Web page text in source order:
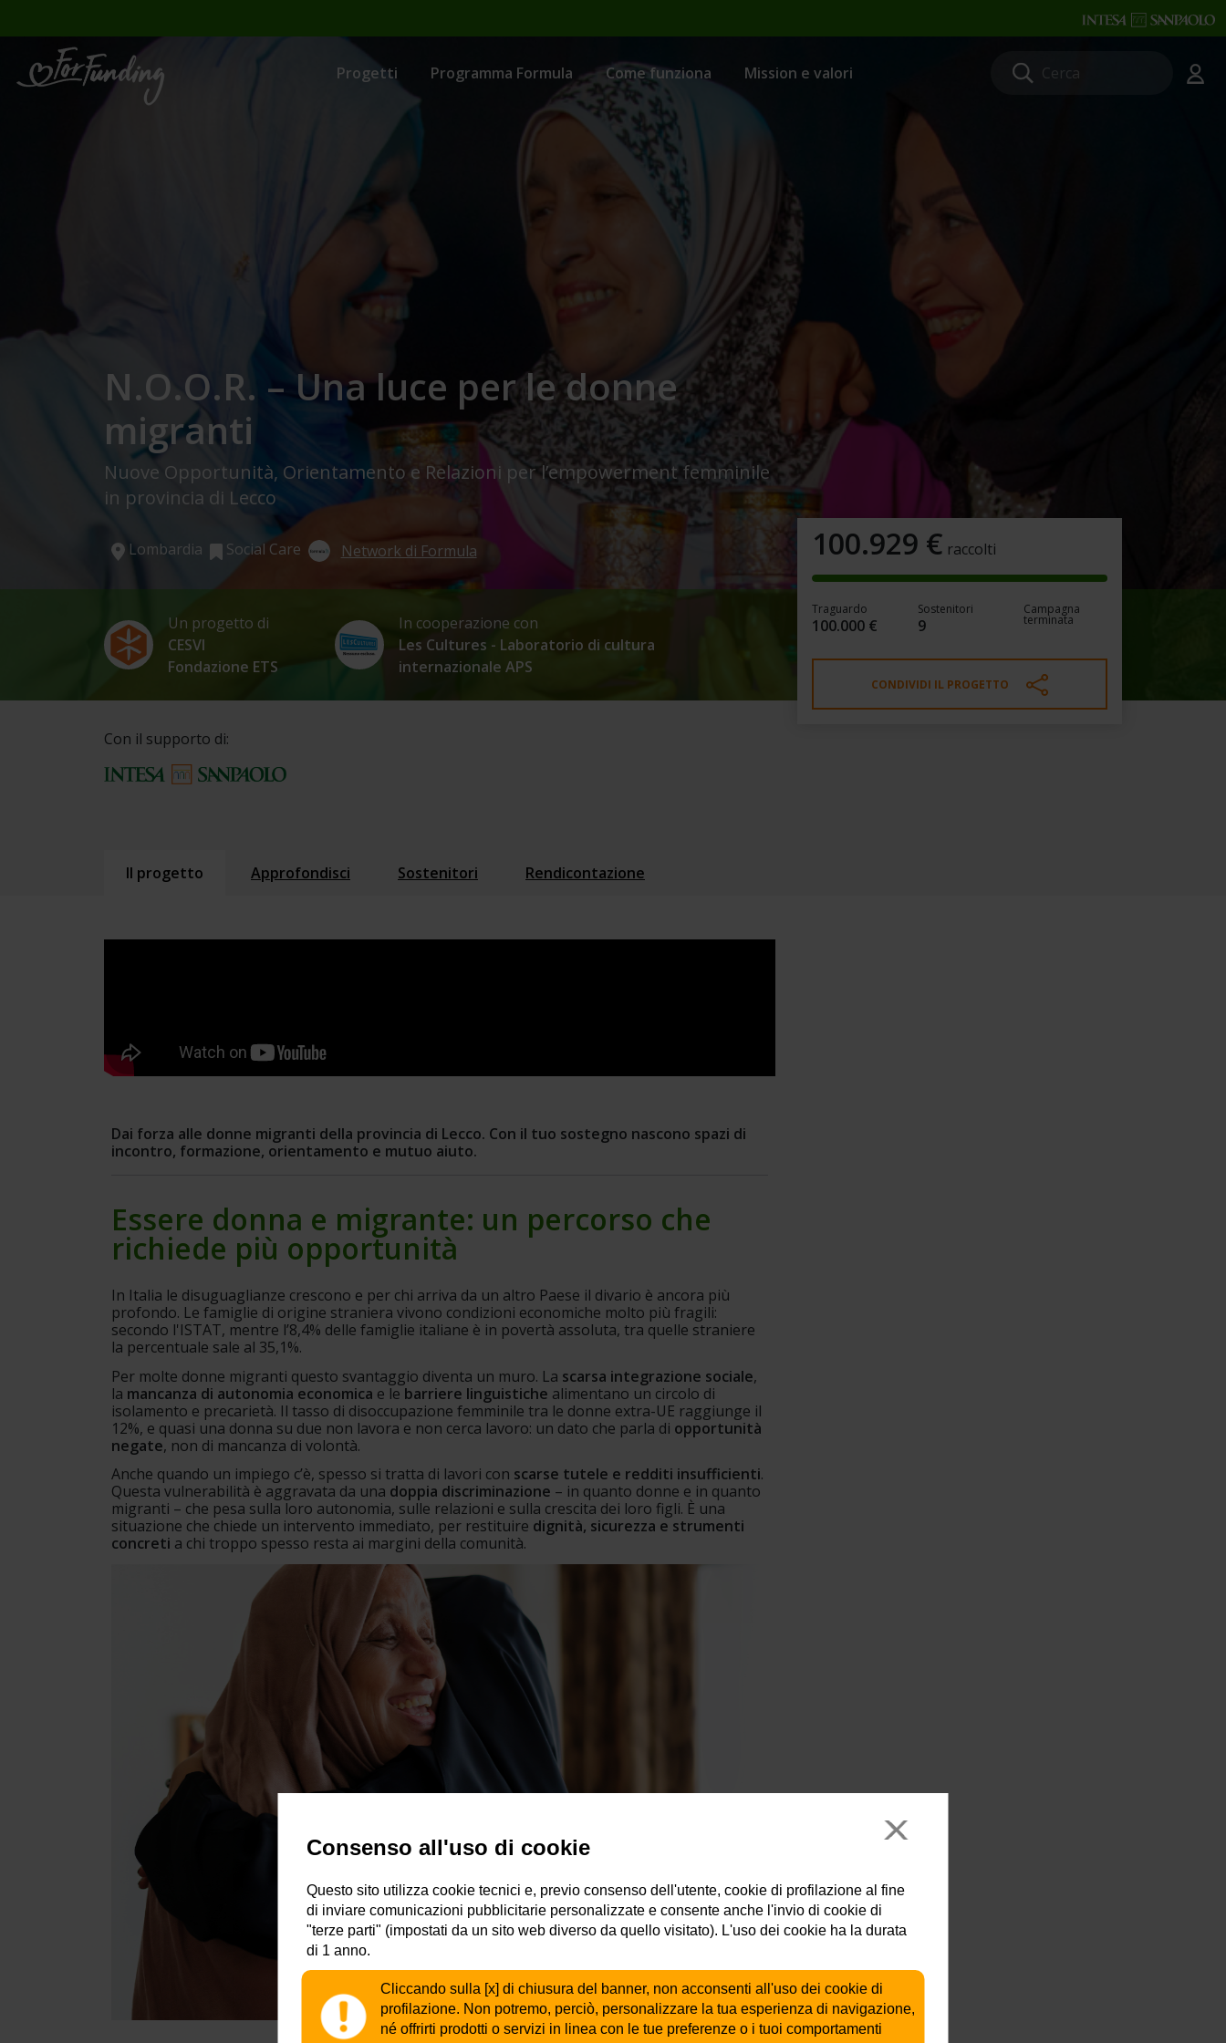
Progetti Programma Formula Come funziona Mission e valori
N.O.O.R. – Una luce per le donne
migranti
Nuove Opportunità, Orientamento e Relazioni per l’empowerment femminile
in provincia di Lecco
Lombardia Social Care Network di Formula
Un progetto di
CESVI
Fondazione ETS
In cooperazione con
Les Cultures - Laboratorio di cultura
internazionale APS
100.929 € raccolti
Traguardo
100.000 €
Sostenitori
9
Campagna
terminata
CONDIVIDI IL PROGETTO
Con il supporto di:
Il progetto Approfondisci Sostenitori Rendicontazione
Dai forza alle donne migranti della provincia di Lecco. Con il tuo sostegno nascono spazi di
incontro, formazione, orientamento e mutuo aiuto.
Essere donna e migrante: un percorso che
richiede più opportunità
In Italia le disuguaglianze crescono e per chi arriva da un altro Paese il divario è ancora più
profondo. Le famiglie di origine straniera vivono condizioni economiche molto più fragili:
secondo l'ISTAT, mentre l’8,4% delle famiglie italiane è in povertà assoluta, tra quelle straniere
la percentuale sale al 35,1%.
Per molte donne migranti questo svantaggio diventa un muro. La scarsa integrazione sociale,
la mancanza di autonomia economica e le barriere linguistiche alimentano un circolo di
isolamento e precarietà. Il tasso di disoccupazione femminile tra le donne extra-UE raggiunge il
12%, e quasi una donna su due non lavora e non cerca lavoro: un dato che parla di opportunità
negate, non di mancanza di volontà.
Anche quando un impiego c’è, spesso si tratta di lavori con scarse tutele e redditi insufficienti.
Questa vulnerabilità è aggravata da una doppia discriminazione – in quanto donne e in quanto
migranti – che pesa sulla loro autonomia, sulle relazioni e sulla crescita dei loro figli. È una
situazione che chiede un intervento immediato, per restituire dignità, sicurezza e strumenti
concreti a chi troppo spesso resta ai margini della comunità.
Consenso all'uso di cookie
Questo sito utilizza cookie tecnici e, previo consenso dell'utente, cookie di profilazione al fine
di inviare comunicazioni pubblicitarie personalizzate e consente anche l'invio di cookie di
"terze parti" (impostati da un sito web diverso da quello visitato). L'uso dei cookie ha la durata
di 1 anno.
Cliccando sulla [x] di chiusura del banner, non acconsenti all'uso dei cookie di
profilazione. Non potremo, perciò, personalizzare la tua esperienza di navigazione,
né offrirti prodotti o servizi in linea con le tue preferenze o i tuoi comportamenti